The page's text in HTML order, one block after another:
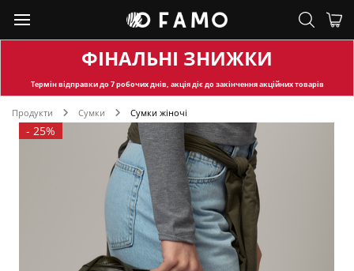
ФІНАЛЬНІ ЗНИЖКИ
Термін відправкидо 7 робочих днів, акція діє до закінчення акційних товарів
Продукти Сумки Сумки жіночі
- 25%